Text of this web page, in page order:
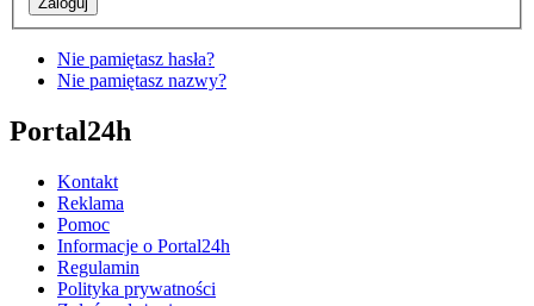
Nie pamiętasz hasła?
Nie pamiętasz nazwy?
Portal24h
Kontakt
Reklama
Pomoc
Informacje o Portal24h
Regulamin
Polityka prywatności